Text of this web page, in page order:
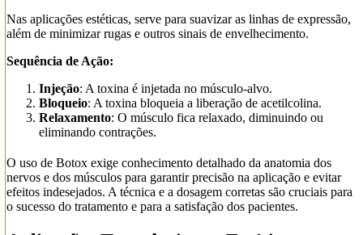
Nas aplicações estéticas, serve para suavizar as linhas de expressão,
além de minimizar rugas e outros sinais de envelhecimento.
Sequência de Ação:
Injeção: A toxina é injetada no músculo-alvo.
Bloqueio: A toxina bloqueia a liberação de acetilcolina.
Relaxamento: O músculo fica relaxado, diminuindo ou
eliminando contrações.
O uso de Botox exige conhecimento detalhado da anatomia dos
nervos e dos músculos para garantir precisão na aplicação e evitar
efeitos indesejados. A técnica e a dosagem corretas são cruciais para
o sucesso do tratamento e para a satisfação dos pacientes.